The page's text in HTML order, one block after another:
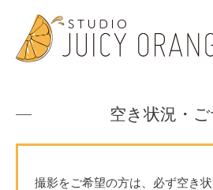
空き状況・
撮影をご希望の方は、必ず空き